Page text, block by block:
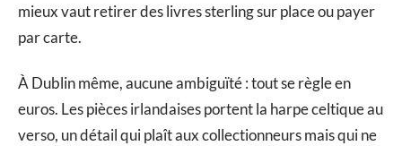
mieux vaut retirer des livres sterling sur place ou payer
par carte.
À Dublin même, aucune ambiguïté : tout se règle en
euros. Les pièces irlandaises portent la harpe celtique au
verso, un détail qui plaît aux collectionneurs mais qui ne